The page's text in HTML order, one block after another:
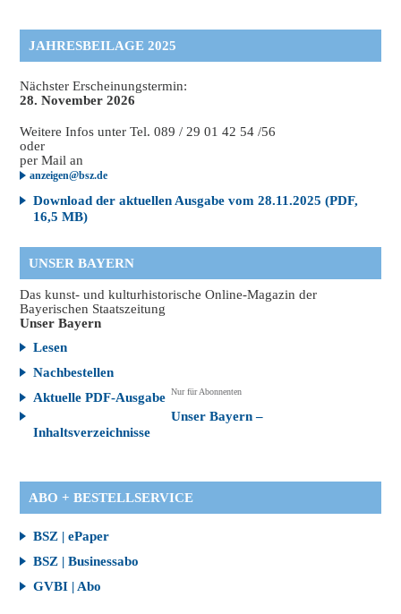
JAHRESBEILAGE 2025
Nächster Erscheinungstermin:
28. November 2026
Weitere Infos unter Tel. 089 / 29 01 42 54 /56
oder
per Mail an
anzeigen@bsz.de
Download der aktuellen Ausgabe vom 28.11.2025 (PDF,
16,5 MB)
UNSER BAYERN
Das kunst- und kulturhistorische Online-Magazin der
Bayerischen Staatszeitung
Unser Bayern
Lesen
Nachbestellen
Aktuelle PDF-Ausgabe Nur für Abonnenten
Unser Bayern –
Inhaltsverzeichnisse
ABO + BESTELLSERVICE
BSZ | ePaper
BSZ | Businessabo
GVBI | Abo